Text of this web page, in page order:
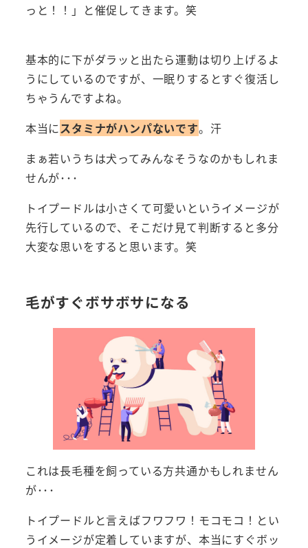
っと！！」と催促してきます。笑
基本的に下がダラッと出たら運動は切り上げるよ
うにしているのですが、一眠りするとすぐ復活し
ちゃうんですよね。
本当にスタミナがハンパないです。汗
まぁ若いうちは犬ってみんなそうなのかもしれま
せんが･･･
トイプードルは小さくて可愛いというイメージが
先行しているので、そこだけ見て判断すると多分
大変な思いをすると思います。笑
毛がすぐボサボサになる
これは長毛種を飼っている方共通かもしれません
が･･･
トイプードルと言えばフワフワ！モコモコ！とい
うイメージが定着していますが、本当にすぐボッ